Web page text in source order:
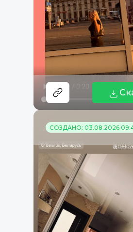
СОЗДАНО: 03.08.2026